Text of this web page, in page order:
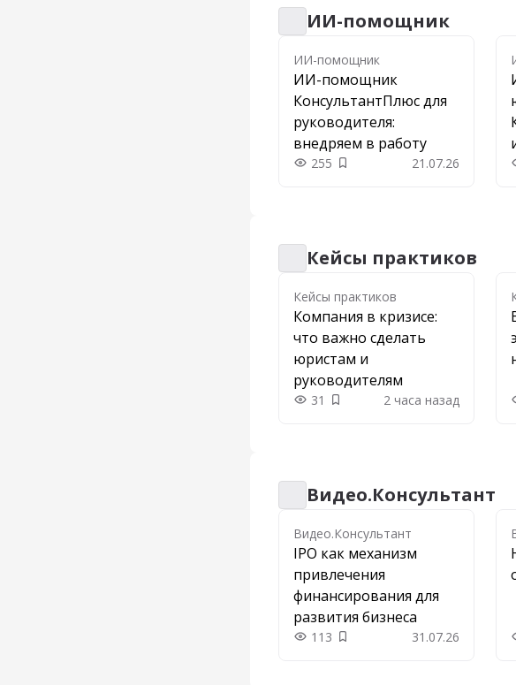
ИИ-помощник
ИИ-помощник
ИИ-помощник
ИИ-помощник
КонсультантПлюс для
руководителя:
внедряем в работу
255 Добавить в закладки
21.07.26
Кейсы практиков
Кейсы практиков
Кейсы практиков
Компания в кризисе:
что важно сделать
юристам и
руководителям
31 Добавить в закладки
2 часа назад
Видео.Консультант
Видео.Консультант
Видео.Консультант
IPO как механизм
привлечения
финансирования для
развития бизнеса
113 Добавить в закладки
31.07.26